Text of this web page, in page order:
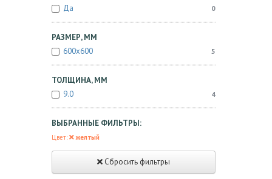
Да
0
РАЗМЕР, ММ
600x600
5
ТОЛЩИНА, ММ
9.0
4
ВЫБРАННЫЕ ФИЛЬТРЫ:
Цвет: желтый
Сбросить фильтры